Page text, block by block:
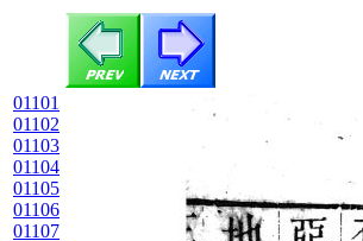
01101
01102
01103
01104
01105
01106
01107